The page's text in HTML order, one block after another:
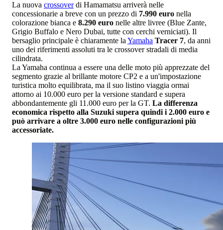
La nuova crossoverdi Hamamatsu arriverà nelle
concessionarie a breve con un prezzo di 7.990 euro nella
colorazione bianca e 8.290 euro nelle altre livree (Blue Zante,
Grigio Buffalo e Nero Dubai, tutte con cerchi verniciati). Il
bersaglio principale è chiaramente la Yamaha Tracer 7, da anni
uno dei riferimenti assoluti tra le crossover stradali di media
cilindrata.
La Yamaha continua a essere una delle moto più apprezzate del
segmento grazie al brillante motore CP2 e a un'impostazione
turistica molto equilibrata, ma il suo listino viaggia ormai
attorno ai 10.000 euro per la versione standard e supera
abbondantemente gli 11.000 euro per la GT. La differenza
economica rispetto alla Suzuki supera quindi i 2.000 euro e
può arrivare a oltre 3.000 euro nelle configurazioni più
accessoriate.